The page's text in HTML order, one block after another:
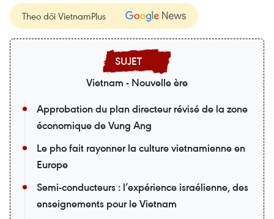
Theo dõi VietnamPlus
Vietnam - Nouvelle ère
Approbation du plan directeur révisé de la zone
économique de Vung Ang
Le pho fait rayonner la culture vietnamienne en
Europe
Semi-conducteurs : l’expérience israélienne, des
enseignements pour le Vietnam